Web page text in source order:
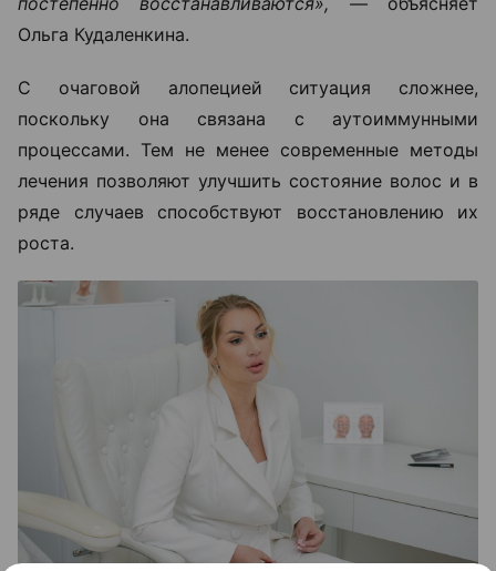
Ольга Кудаленкина.
С очаговой алопецией ситуация сложнее,
поскольку она связана с аутоиммунными
процессами. Тем не менее современные методы
лечения позволяют улучшить состояние волос и в
ряде случаев способствуют восстановлению их
роста.